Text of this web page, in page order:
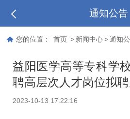
通知公告
您的位置： 首页 > 新闻中心 > 通知
益阳医学高等专科学
聘高层次人才岗位拟
2023-10-13 17:22:16